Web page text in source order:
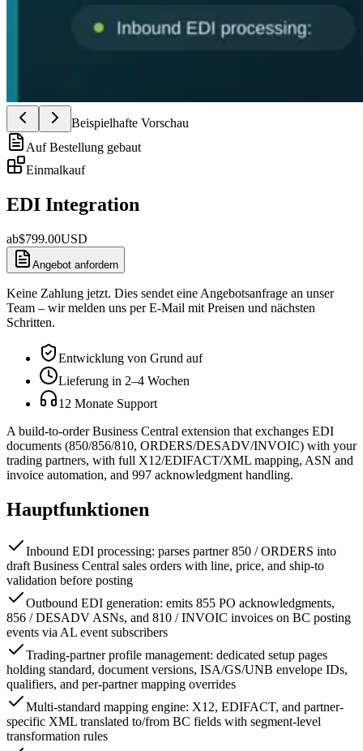
Beispielhafte Vorschau
Auf Bestellung gebaut
Einmalkauf
EDI Integration
ab$799.00USD
Angebot anfordern
Keine Zahlung jetzt. Dies sendet eine Angebotsanfrage an unser
Team – wir melden uns per E-Mail mit Preisen und nächsten
Schritten.
Entwicklung von Grund auf
Lieferung in 2–4 Wochen
12 Monate Support
A build-to-order Business Central extension that exchanges EDI
documents (850/856/810, ORDERS/DESADV/INVOIC) with your
trading partners, with full X12/EDIFACT/XML mapping, ASN and
invoice automation, and 997 acknowledgment handling.
Hauptfunktionen
Inbound EDI processing: parses partner 850 / ORDERS into
draft Business Central sales orders with line, price, and ship-to
validation before posting
Outbound EDI generation: emits 855 PO acknowledgments,
856 / DESADV ASNs, and 810 / INVOIC invoices on BC posting
events via AL event subscribers
Trading-partner profile management: dedicated setup pages
holding standard, document versions, ISA/GS/UNB envelope IDs,
qualifiers, and per-partner mapping overrides
Multi-standard mapping engine: X12, EDIFACT, and partner-
specific XML translated to/from BC fields with segment-level
transformation rules